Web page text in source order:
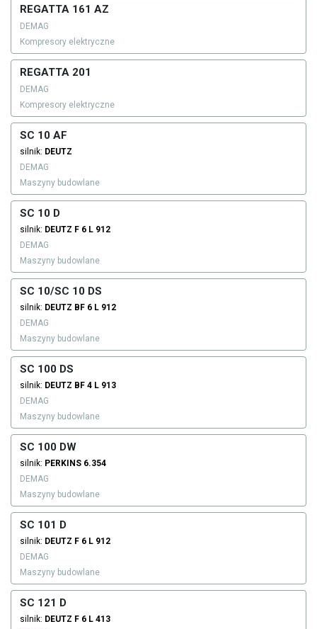
REGATTA 161 AZ
DEMAG
Kompresory elektryczne
REGATTA 201
DEMAG
Kompresory elektryczne
SC 10 AF
silnik: DEUTZ
DEMAG
Maszyny budowlane
SC 10 D
silnik: DEUTZ F 6 L 912
DEMAG
Maszyny budowlane
SC 10/SC 10 DS
silnik: DEUTZ BF 6 L 912
DEMAG
Maszyny budowlane
SC 100 DS
silnik: DEUTZ BF 4 L 913
DEMAG
Maszyny budowlane
SC 100 DW
silnik: PERKINS 6.354
DEMAG
Maszyny budowlane
SC 101 D
silnik: DEUTZ F 6 L 912
DEMAG
Maszyny budowlane
SC 121 D
silnik: DEUTZ F 6 L 413